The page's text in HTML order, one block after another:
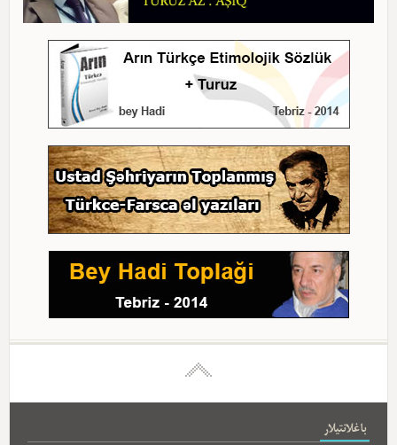
باغلانتیلار